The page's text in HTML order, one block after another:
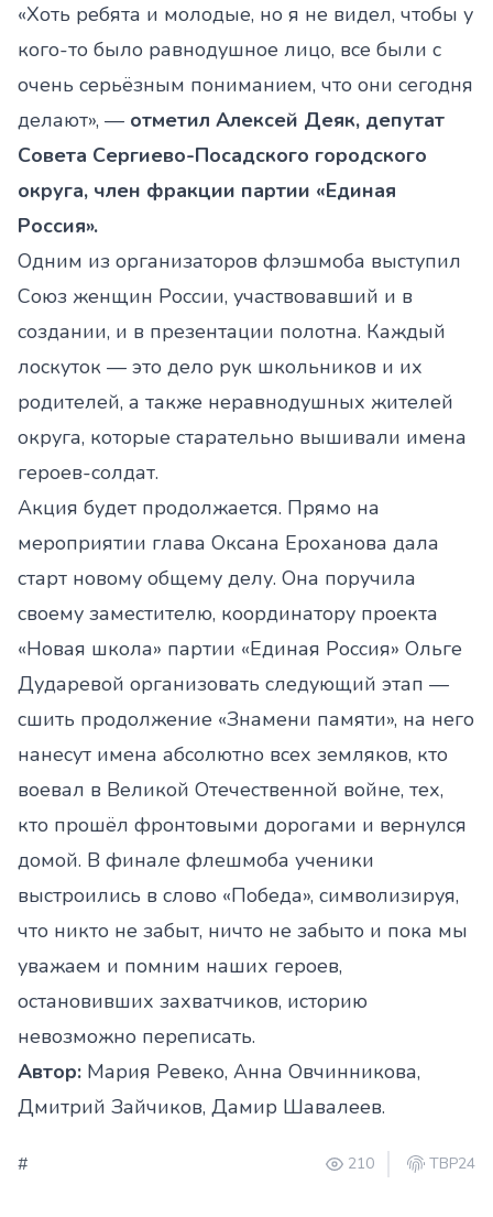
«Хоть ребята и молодые, но я не видел, чтобы у
кого-то было равнодушное лицо, все были с
очень серьёзным пониманием, что они сегодня
делают», — отметил Алексей Деяк, депутат
Совета Сергиево-Посадского городского
округа, член фракции партии «Единая
Россия».
Одним из организаторов флэшмоба выступил
Союз женщин России, участвовавший и в
создании, и в презентации полотна. Каждый
лоскуток — это дело рук школьников и их
родителей, а также неравнодушных жителей
округа, которые старательно вышивали имена
героев-солдат.
Акция будет продолжается. Прямо на
мероприятии глава Оксана Ероханова дала
старт новому общему делу. Она поручила
своему заместителю, координатору проекта
«Новая школа» партии «Единая Россия» Ольге
Дударевой организовать следующий этап —
сшить продолжение «Знамени памяти», на него
нанесут имена абсолютно всех земляков, кто
воевал в Великой Отечественной войне, тех,
кто прошёл фронтовыми дорогами и вернулся
домой. В финале флешмоба ученики
выстроились в слово «Победа», символизируя,
что никто не забыт, ничто не забыто и пока мы
уважаем и помним наших героев,
остановивших захватчиков, историю
невозможно переписать.
Автор: Мария Ревеко, Анна Овчинникова,
Дмитрий Зайчиков, Дамир Шавалеев.
# 210 ТВР24